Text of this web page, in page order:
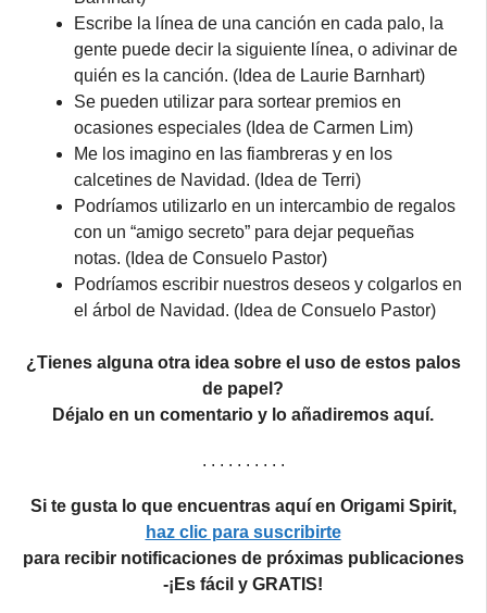
Escribe la línea de una canción en cada palo, la
gente puede decir la siguiente línea, o adivinar de
quién es la canción. (Idea de Laurie Barnhart)
Se pueden utilizar para sortear premios en
ocasiones especiales (Idea de Carmen Lim)
Me los imagino en las fiambreras y en los
calcetines de Navidad. (Idea de Terri)
Podríamos utilizarlo en un intercambio de regalos
con un “amigo secreto” para dejar pequeñas
notas. (Idea de Consuelo Pastor)
Podríamos escribir nuestros deseos y colgarlos en
el árbol de Navidad. (Idea de Consuelo Pastor)
¿Tienes alguna otra idea sobre el uso de estos palos
de papel?
Déjalo en un comentario y lo añadiremos aquí.
. . . . . . . . . .
Si te gusta lo que encuentras aquí en Origami Spirit,
haz clic para suscribirte
para recibir notificaciones de próximas publicaciones
-¡Es fácil y GRATIS!